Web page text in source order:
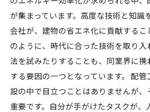
が集まっています。高度な技術と知識
会社が、建物の省エネ化に貢献するこ
のように、時代に合った技術を取り入
法を試みたりすることも、同業界に
する要因の一つとなっています。 配
設の中で目立つことはありませんが、
重要です。自分が手がけたタスクが、